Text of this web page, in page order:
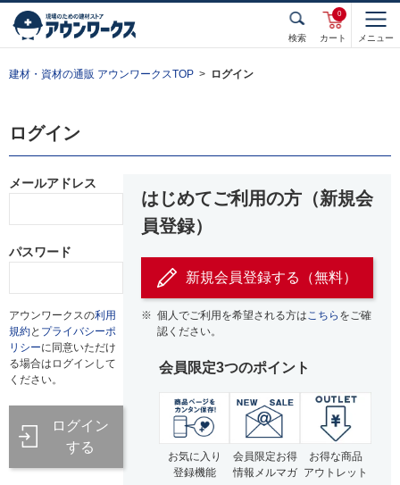
検索 カート
0
メニュー
建材・資材の通販 アウンワークスTOP ログイン
ログイン
メールアドレス
パスワード
アウンワークスの利用
規約と プライバシーポ
リシーに同意いただけ
る場合はログインして
ください。
ログイン
する
はじめてご利用の方（新規会
員登録）
新規会員登録する（無料）
※ 個人でご利用を希望される方はこちら をご確
認ください。
会員限定3つのポイント
お気に入り
登録機能
会員限定お得
情報メルマガ
お得な商品
アウトレット